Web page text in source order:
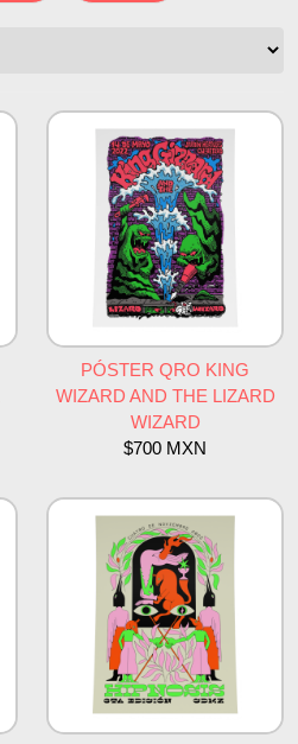
PÓSTER QRO KING
WIZARD AND THE LIZARD
WIZARD
$700 MXN